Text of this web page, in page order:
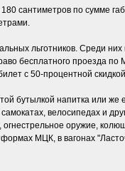
сантиметров по сумме
льготников. Среди
бесплатного проезда
с 50-процентной
напитка или же
велосипедах и
оружие,
МЦК, в вагонах